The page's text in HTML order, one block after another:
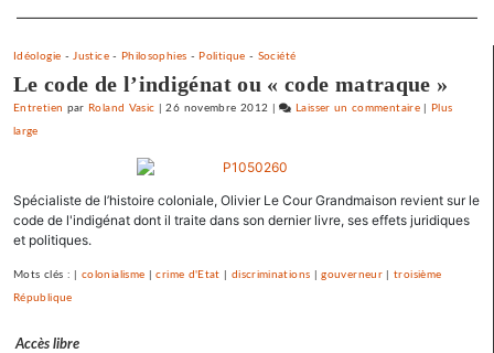
Idéologie - Justice- Philosophies - Politique - Société
Le code de l’indigénat ou « code matraque »
Entretien par Roland Vasic |26 novembre 2012 | Laisser un commentaire on
un
appel
une
Plus
large
Spécialiste de l’histoire coloniale, Olivier Le Cour Grandmaison revient sur le
code de l'indigénat dont il traite dans son dernier livre, ses effets juridiques
et politiques.
Mots clés : |colonialisme |crime d'Etat discriminations |gouverneur |troisième
République
Accès libre